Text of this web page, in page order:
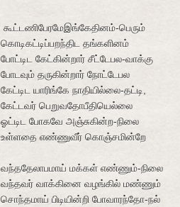
கூட்டணிபேரமேஇங்கேதினம்-பெரும்
கொடிகட்டிப்பறந்திட தங்களினம்
போட்டிட
கேட்கின்றார் சீட்டேபல-வாக்கு
போடவும் தருகின்றார் நோட்டேபல
கேட்டிட யாரிங்கே நாதியில்லை-தட்டி,
கேட்டவர் பெறுவதோபீதியெல்லை
ஓட்டிட போகவே அஞ்சுகின்ற-நிலை
உள்ளதை எண்ணுவீர் கொஞ்சமின்றே
வந்ததேலாபமாய் மக்கள் எண்ணும்-நிலை
வந்தவர் வாக்கினை வழங்கில் மண்ணும்
சொந்தமாய் பிடியின்றி போவாரந்தோ-நல்